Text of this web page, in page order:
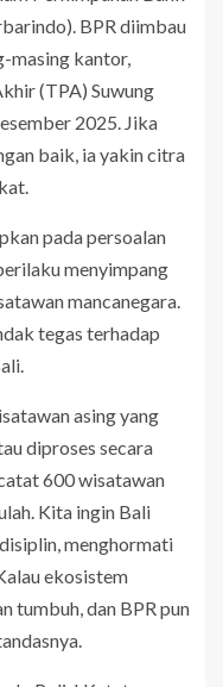
BPR diimbau
masing kantor,
(TPA) Suwung
2025. Jika
baik, ia yakin citra
pada persoalan
menyimpang
mancanegara.
tegas terhadap
asing yang
diproses secara
600 wisatawan
Kita ingin Bali
menghormati
ekosistem
tumbuh, dan BPR pun